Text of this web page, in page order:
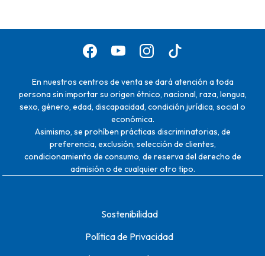
En nuestros centros de venta se dará atención a toda
persona sin importar su origen étnico, nacional, raza, lengua,
sexo, género, edad, discapacidad, condición jurídica, social o
económica.
Asimismo, se prohíben prácticas discriminatorias, de
preferencia, exclusión, selección de clientes,
condicionamiento de consumo, de reserva del derecho de
admisión o de cualquier otro tipo.
Sostenibilidad
Política de Privacidad